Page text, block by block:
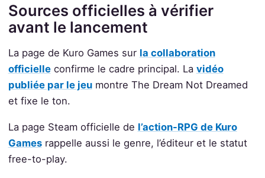
Sources officielles à vérifier
avant le lancement
La page de Kuro Games sur la collaboration
officielleconfirme le cadre principal. La vidéo
publiée par le jeumontre The Dream Not Dreamed
et fixe le ton.
La page Steam officielle de l’action-RPG de Kuro
Gamesrappelle aussi le genre, l’éditeur et le statut
free-to-play.